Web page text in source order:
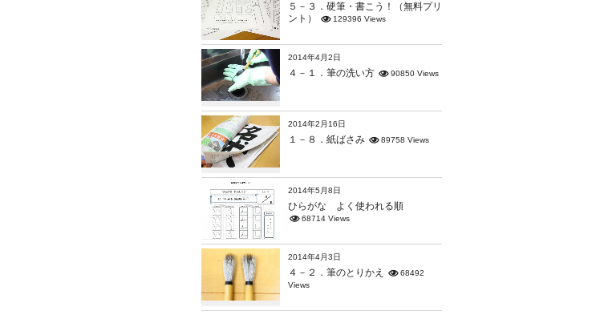
５－３．硬筆・書こう！（無料プリ
ント）
129396 Views
2014年4月2日
４－１．筆の洗い方 90850 Views
2014年2月16日
１－８．紙ばさみ 89758 Views
2014年5月8日
ひらがな よく使われる順
68714 Views
2014年4月3日
４－２．筆のとりかえ
68492
Views